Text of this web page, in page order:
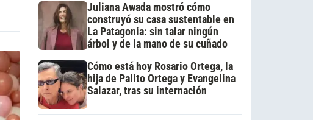
Juliana Awada mostró cómo
construyó su casa sustentable en
La Patagonia: sin talar ningún
árbol y de la mano de su cuñado
Cómo está hoy Rosario Ortega, la
hija de Palito Ortega y Evangelina
Salazar, tras su internación